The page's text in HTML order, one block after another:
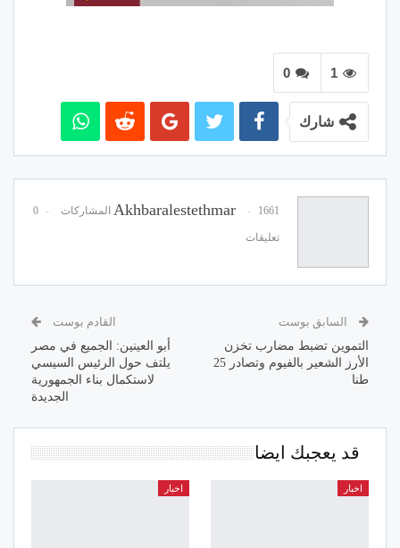
0 1
شارك
Akhbaralestethmar 1661 المشاركات 0
تعليقات
السابق بوست
التموين تضبط مضارب تخزن
الأرز الشعير بالفيوم وتصادر 25
طنا
القادم بوست
أبو العينين: الجميع في مصر
يلتف حول الرئيس السيسي
لاستكمال بناء الجمهورية
الجديدة
قد يعجبك ايضا
اخبار اخبار